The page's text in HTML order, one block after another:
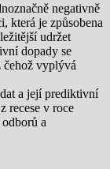
negativně
která je způsobena
udržet
dopady se
čehož vyplývá
a její prediktivní
recese v roce
a